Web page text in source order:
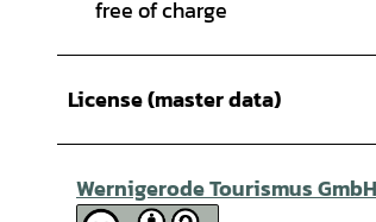
free of charge
License (master data)
Wernigerode Tourismus GmbH